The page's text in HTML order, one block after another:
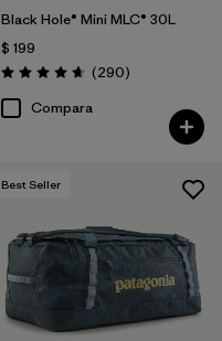
Black Hole® Mini MLC® 30L
$ 199
Valoración: 4.7 / 5
(290Comentarios
)
Compara
Best Seller